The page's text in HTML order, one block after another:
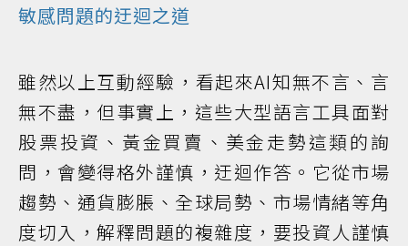
敏感問題的迂迴之道
雖然以上互動經驗，看起來AI知無不言、言
無不盡，但事實上，這些大型語言工具面對
股票投資、黃金買賣、美金走勢這類的詢
問，會變得格外謹慎，迂迴作答。它從市場
趨勢、通貨膨脹、全球局勢、市場情緒等角
度切入，解釋問題的複雜度，要投資人謹慎